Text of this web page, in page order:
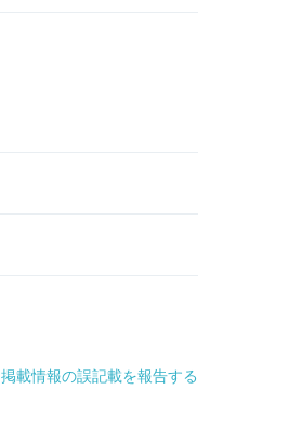
掲載情報の誤記載を報告する